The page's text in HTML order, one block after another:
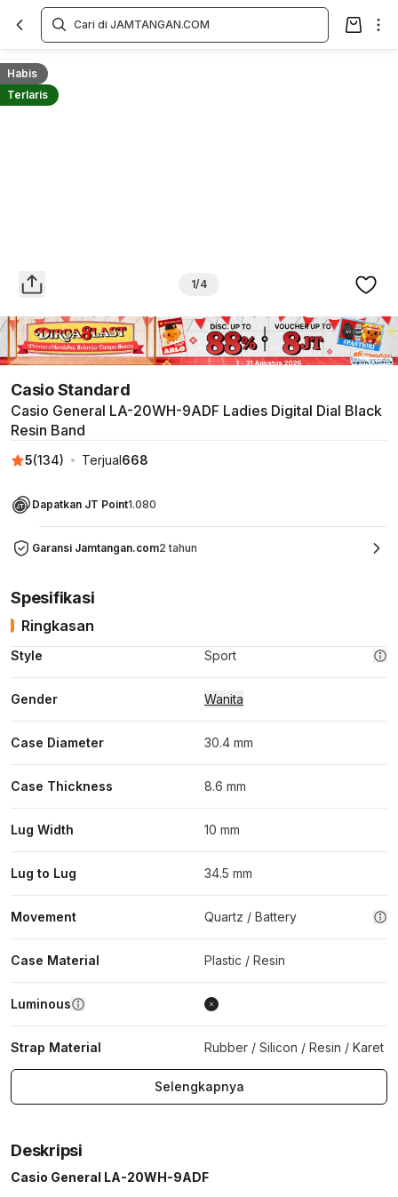
Habis
Terlaris
1/4
Casio Standard
Casio General LA-20WH-9ADF Ladies Digital Dial Black
Resin Band
5(134) Terjual668
Dapatkan JT Point1.080
Garansi Jamtangan.com2 tahun
Overview
Spesifikasi
Ringkasan
Style Sport
Gender Wanita
Case Diameter 30.4 mm
Case Thickness 8.6 mm
Lug Width 10 mm
Lug to Lug 34.5 mm
Movement Quartz / Battery
Case Material Plastic / Resin
Luminous
Strap Material Rubber / Silicon / Resin / Karet
Selengkapnya
Deskripsi
Casio General LA-20WH-9ADF